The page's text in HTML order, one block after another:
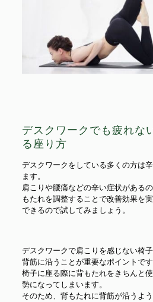
デスクワークでも疲れな
る座り方
デスクワークをしている多くの方は
ます。
肩こりや腰痛などの辛い症状がある
もたれを調整することで改善効果を
できるので試してみましょう。
デスクワークで肩こりを感じない椅
背筋に沿うことが重要なポイントです
椅子に座る際に背もたれをきちんと
勢になってしまいます。
そのため、背もたれに背筋が沿うよ